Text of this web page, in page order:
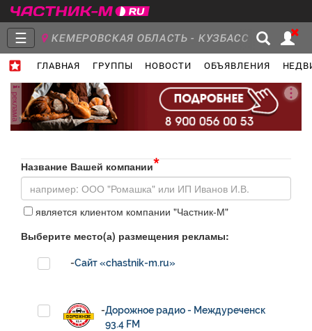
☰ КЕМЕРОВСКАЯ ОБЛАСТЬ - КУЗБАСС
ГЛАВНАЯ ГРУППЫ НОВОСТИ ОБЪЯВЛЕНИЯ
Главная
Группы Новости
Объявления Недвижимость
Работа Транспорт Компании
Обучение Проекты
реклама
Название Вашей компании*
является клиентом компании "Частник-М"
Выберите место(а) размещения рекламы:
-Сайт «chastnik-m.ru»
-Дорожное радио - Междуреченск
93.4 FM